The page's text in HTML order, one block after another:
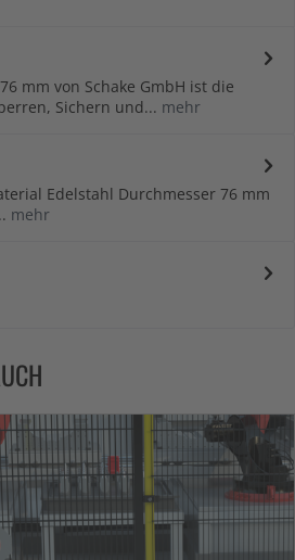
mm von Schake GmbH ist die
Sichern und... mehr
Edelstahl Durchmesser 76 mm
mehr